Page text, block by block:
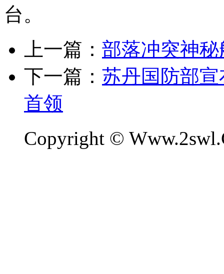
台。
上一篇： 部落冲突神
下一篇： 苏丹国防部
首领
Copyright ©